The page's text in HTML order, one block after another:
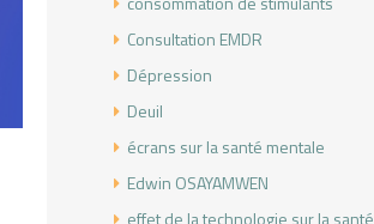
Consultation EMDR
Dépression
Deuil
écrans sur la santé mentale
Edwin OSAYAMWEN
effet de la technologie sur la santé